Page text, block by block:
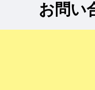
お問い